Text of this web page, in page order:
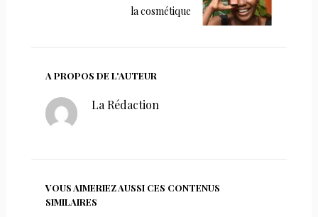
la cosmétique
A PROPOS DE L'AUTEUR
La Rédaction
VOUS AIMERIEZ AUSSI CES CONTENUS
SIMILAIRES